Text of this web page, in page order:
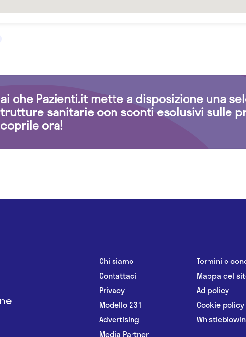
che Pazienti.it mette a disposizione una
sanitarie con sconti esclusivi sulle
ora!
Chi siamo
Contattaci
Privacy
Modello 231
Advertising
Media Partner
Termini e
Mappa del
Ad policy
Cookie policy